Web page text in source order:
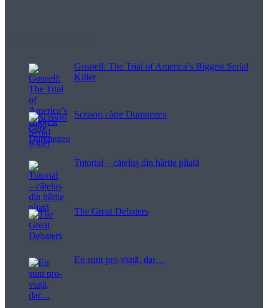
Gosnell: The Trial of America’s Biggest Serial
Killer
Scrisori către Dumnezeu
Tutorial – cățeluș din hârtie pliată
The Great Debaters
Eu sunt pro-viață, dar…